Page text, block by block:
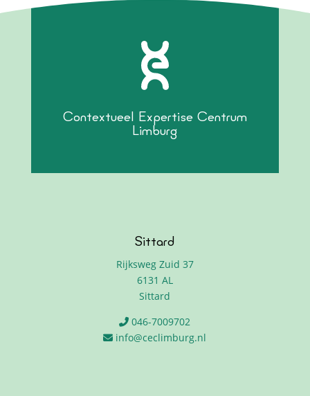
Contextueel Expertise Centrum
Limburg
Sittard
Rijksweg Zuid 37
6131 AL
Sittard
046-7009702
info@ceclimburg.nl